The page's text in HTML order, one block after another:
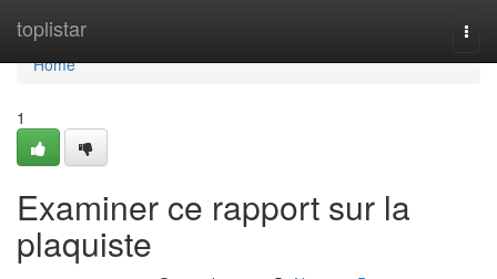
toplistar
Home
Home
1
Examiner ce rapport sur la
plaquiste